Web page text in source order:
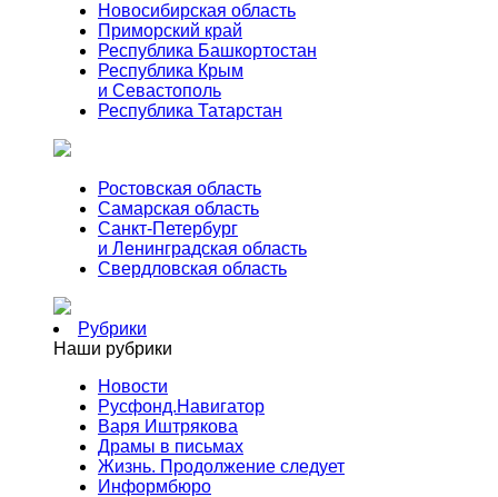
Новосибирская область
Приморский край
Республика Башкортостан
Республика Крым
и Севастополь
Республика Татарстан
Ростовская область
Самарская область
Санкт-Петербург
и Ленинградская область
Свердловская область
Рубрики
Наши рубрики
Новости
Русфонд.Навигатор
Варя Иштрякова
Драмы в письмах
Жизнь. Продолжение следует
Информбюро